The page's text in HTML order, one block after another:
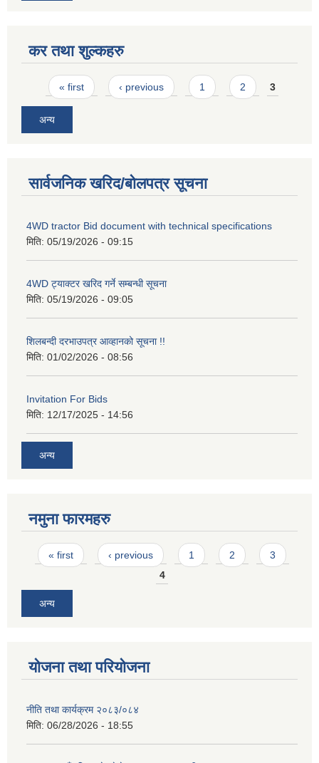
कर तथा शुल्कहरु
Pages
« first ‹ previous 1 2 3
अन्य
सार्वजनिक खरिद/बोलपत्र सूचना
4WD tractor Bid document with technical specifications
मिति: 05/19/2026 - 09:15
4WD ट्याक्टर खरिद गर्ने सम्बन्धी सूचना
मिति: 05/19/2026 - 09:05
शिलबन्दी दरभाउपत्र आव्हानको सूचना !!
मिति: 01/02/2026 - 08:56
Invitation For Bids
मिति: 12/17/2025 - 14:56
अन्य
नमुना फारमहरु
Pages
« first ‹ previous 1 2
3
4
अन्य
योजना तथा परियोजना
नीति तथा कार्यक्रम २०८३/०८४
मिति: 06/28/2026 - 18:55